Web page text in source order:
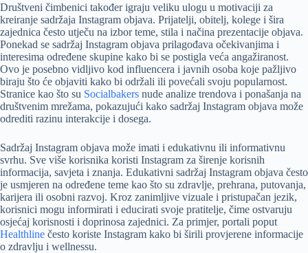
Društveni čimbenici također igraju veliku ulogu u motivaciji za
kreiranje sadržaja Instagram objava. Prijatelji, obitelj, kolege i šira
zajednica često utječu na izbor teme, stila i načina prezentacije objava.
Ponekad se sadržaj Instagram objava prilagođava očekivanjima i
interesima određene skupine kako bi se postigla veća angažiranost.
Ovo je posebno vidljivo kod influencera i javnih osoba koje pažljivo
biraju što će objaviti kako bi održali ili povećali svoju popularnost.
Stranice kao što su Socialbakers nude analize trendova i ponašanja na
društvenim mrežama, pokazujući kako sadržaj Instagram objava može
odrediti razinu interakcije i dosega.
Sadržaj Instagram objava može imati i edukativnu ili informativnu
svrhu. Sve više korisnika koristi Instagram za širenje korisnih
informacija, savjeta i znanja. Edukativni sadržaj Instagram objava često
je usmjeren na određene teme kao što su zdravlje, prehrana, putovanja,
karijera ili osobni razvoj. Kroz zanimljive vizuale i pristupačan jezik,
korisnici mogu informirati i educirati svoje pratitelje, čime ostvaruju
osjećaj korisnosti i doprinosa zajednici. Za primjer, portali poput
Healthline često koriste Instagram kako bi širili provjerene informacije
o zdravlju i wellnessu.